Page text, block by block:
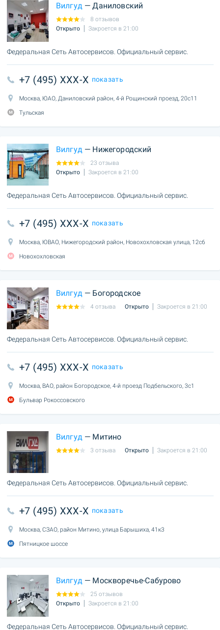
Вилгуд — Даниловский
8 отзывов
Открыто
Закроется в 21:00
Федеральная Сеть Автосервисов. Официальный сервис.
+7 (495) XXX-X показать
Москва, ЮАО, Даниловский район, 4-й Рощинский проезд, 20с11
Тульская
Вилгуд — Нижегородский
23 отзыва
Открыто
Закроется в 21:00
Федеральная Сеть Автосервисов. Официальный сервис.
+7 (495) XXX-X показать
Москва, ЮВАО, Нижегородский район, Новохохловская улица, 12с6
Новохохловская
Вилгуд — Богородское
4 отзыва Открыто Закроется в 21:00
Федеральная Сеть Автосервисов. Официальный сервис.
+7 (495) XXX-X показать
Москва, ВАО, район Богородское, 4-й проезд Подбельского, 3с1
Бульвар Рокоссовского
Вилгуд — Митино
3 отзыва Открыто Закроется в 21:00
Федеральная Сеть Автосервисов. Официальный сервис.
+7 (495) XXX-X показать
Москва, СЗАО, район Митино, улица Барышиха, 41к3
Пятницкое шоссе
Вилгуд — Москворечье-Сабурово
25 отзывов
Открыто
Закроется в 21:00
Федеральная Сеть Автосервисов. Официальный сервис.